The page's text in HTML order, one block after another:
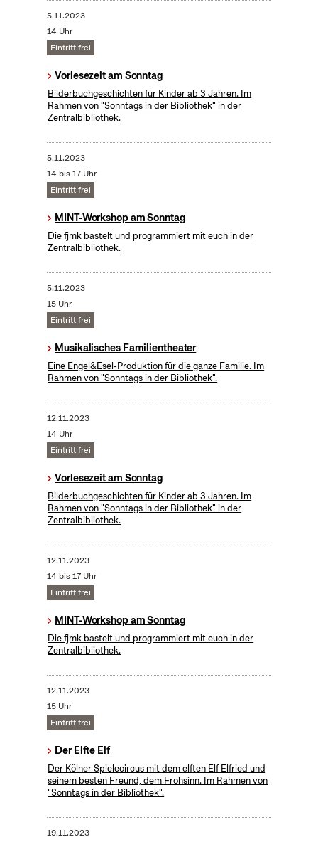
5.11.2023
14 Uhr
Eintritt frei
Vorlesezeit am Sonntag
Bilderbuchgeschichten für Kinder ab 3 Jahren. Im
Rahmen von "Sonntags in der Bibliothek" in der
Zentralbibliothek.
5.11.2023
14 bis 17 Uhr
Eintritt frei
MINT-Workshop am Sonntag
Die fjmk bastelt und programmiert mit euch in der
Zentralbibliothek.
5.11.2023
15 Uhr
Eintritt frei
Musikalisches Familientheater
Eine Engel&Esel-Produktion für die ganze Familie. Im
Rahmen von "Sonntags in der Bibliothek".
12.11.2023
14 Uhr
Eintritt frei
Vorlesezeit am Sonntag
Bilderbuchgeschichten für Kinder ab 3 Jahren. Im
Rahmen von "Sonntags in der Bibliothek" in der
Zentralbibliothek.
12.11.2023
14 bis 17 Uhr
Eintritt frei
MINT-Workshop am Sonntag
Die fjmk bastelt und programmiert mit euch in der
Zentralbibliothek.
12.11.2023
15 Uhr
Eintritt frei
Der Elfte Elf
Der Kölner Spielecircus mit dem elften Elf Elfried und
seinem besten Freund, dem Frohsinn. Im Rahmen von
"Sonntags in der Bibliothek".
19.11.2023